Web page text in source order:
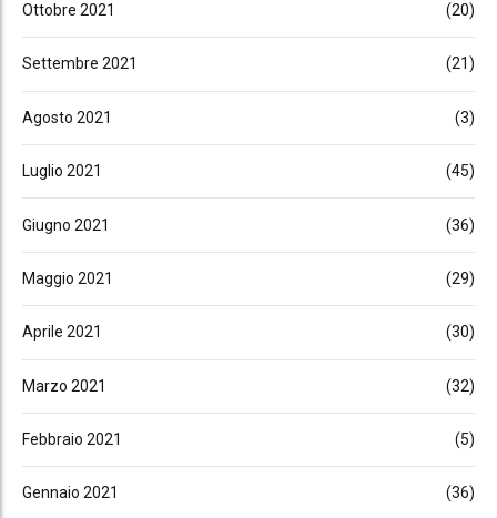
Ottobre 2021 (20)
Settembre 2021 (21)
Agosto 2021 (3)
Luglio 2021 (45)
Giugno 2021 (36)
Maggio 2021 (29)
Aprile 2021 (30)
Marzo 2021 (32)
Febbraio 2021 (5)
Gennaio 2021 (36)